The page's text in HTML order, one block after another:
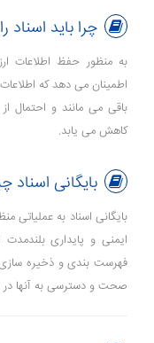
چرا باید اسناد
به منظور حفظ اطلاعات
اطمینان می ‌دهد که
باقی می‌ مانند و احتمال
کاهش می ‌یابد.
بایگانی
بایگانی اسناد به عملیاتی
ایمنی و پایداری
فهرست ‌بندی و ذخیره
صحت و دسترسی به آنها